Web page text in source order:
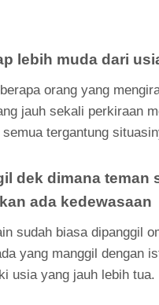
lebih muda dari
orang yang
jauh sekali perkiraan
tergantung
dek dimana teman
ada kedewasaan
sudah biasa dipanggil
yang manggil dengan
usia yang jauh lebih tua.